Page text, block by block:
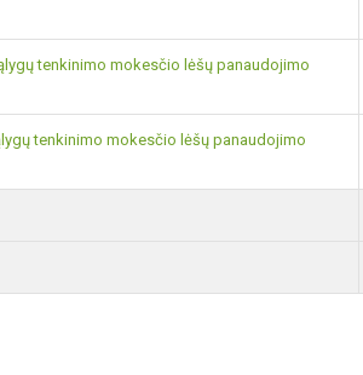
tenkinimo mokesčio lėšų panaudojimo
tenkinimo mokesčio lėšų panaudojimo